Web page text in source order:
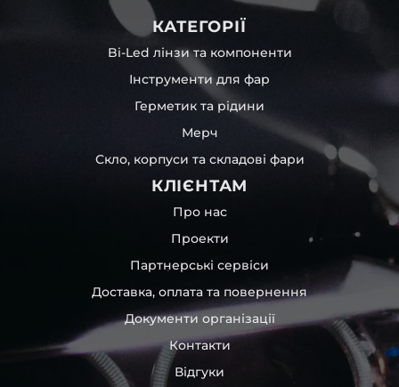
КАТЕГОРІЇ
Bi-Led лінзи та компоненти
Інструменти для фар
Герметик та рідини
Мерч
Скло, корпуси та складові фари
КЛІЄНТАМ
Про нас
Проекти
Партнерські сервіси
Доставка, оплата та повернення
Документи організації
Контакти
Відгуки